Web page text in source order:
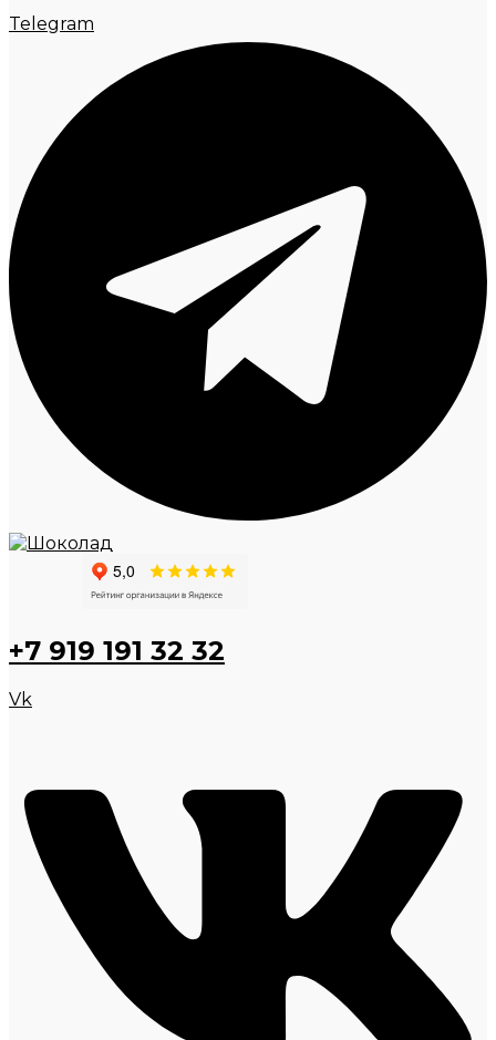
Telegram
+7 919 191 32 32
Vk